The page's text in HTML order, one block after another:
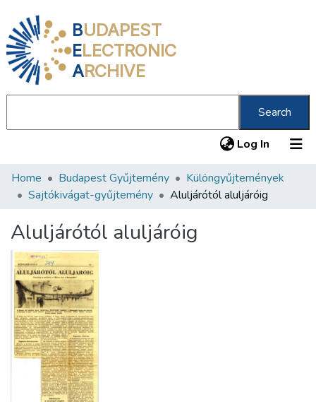
BUDAPEST
ELECTRONIC
ARCHIVE
Search
Log In (current)
Communities & Collections
Statistics
About us
Home Budapest Gyűjtemény
Különgyűjtemények
Sajtókivágat-gyűjtemény
Aluljárótól aluljáróig
Aluljárótól aluljáróig